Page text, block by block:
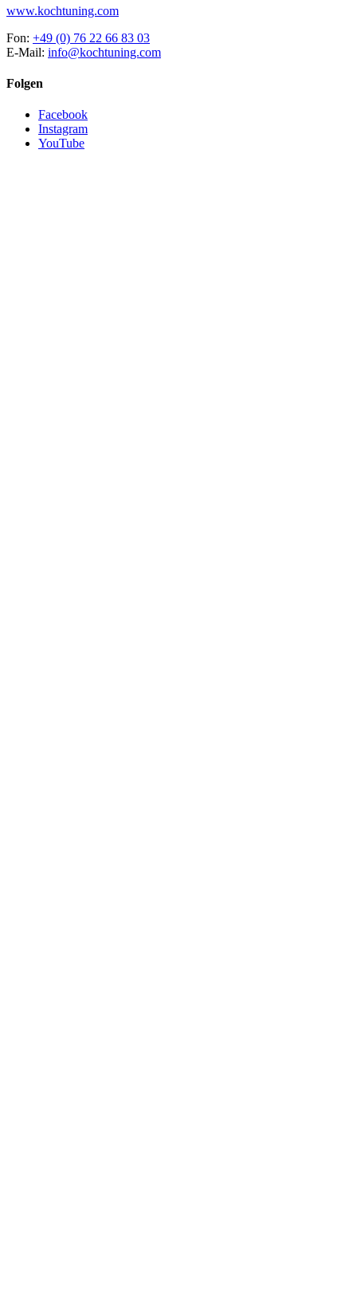
www.kochtuning.com
Fon: +49 (0) 76 22 66 83 03
E-Mail: info@kochtuning.com
Folgen
Facebook
Instagram
YouTube